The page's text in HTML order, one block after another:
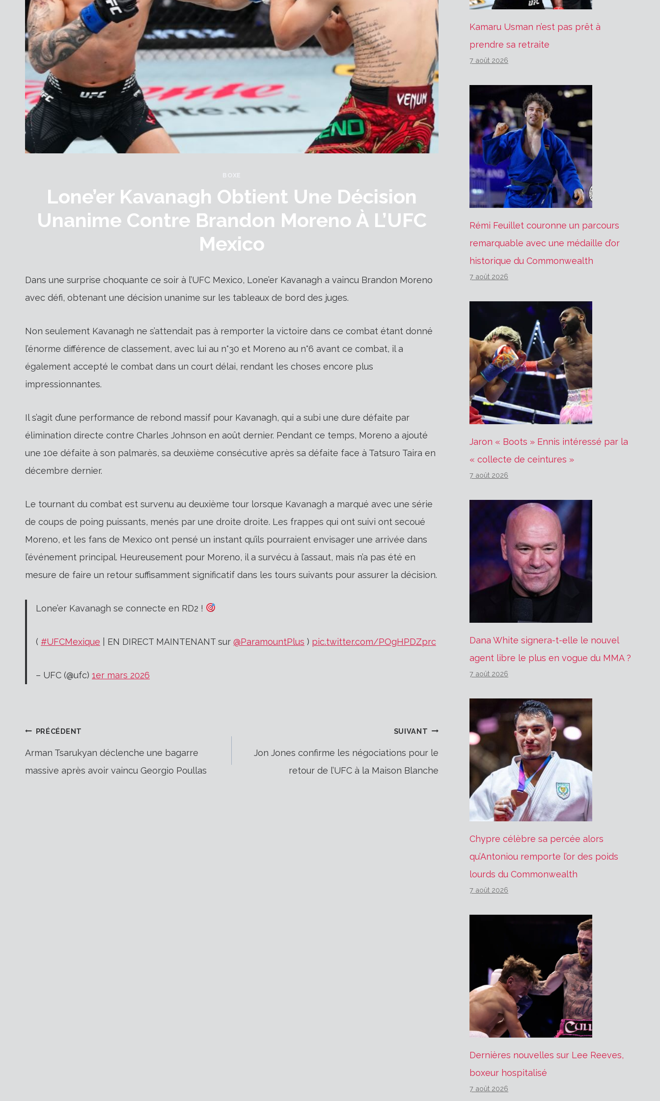
BOXE
Lone’er Kavanagh Obtient Une Décision
Unanime Contre Brandon Moreno À L’UFC
Mexico
Dans une surprise choquante ce soir à l’UFC Mexico, Lone’er Kavanagh a vaincu Brandon Moreno
avec défi, obtenant une décision unanime sur les tableaux de bord des juges.
Non seulement Kavanagh ne s’attendait pas à remporter la victoire dans ce combat étant donné
l’énorme différence de classement, avec lui au n°30 et Moreno au n°6 avant ce combat, il a
également accepté le combat dans un court délai, rendant les choses encore plus
impressionnantes.
Il s’agit d’une performance de rebond massif pour Kavanagh, qui a subi une dure défaite par
élimination directe contre Charles Johnson en août dernier. Pendant ce temps, Moreno a ajouté
une 10e défaite à son palmarès, sa deuxième consécutive après sa défaite face à Tatsuro Taira en
décembre dernier.
Le tournant du combat est survenu au deuxième tour lorsque Kavanagh a marqué avec une série
de coups de poing puissants, menés par une droite droite. Les frappes qui ont suivi ont secoué
Moreno, et les fans de Mexico ont pensé un instant qu’ils pourraient envisager une arrivée dans
l’événement principal. Heureusement pour Moreno, il a survécu à l’assaut, mais n’a pas été en
mesure de faire un retour suffisamment significatif dans les tours suivants pour assurer la décision.
Lone’er Kavanagh se connecte en RD2 !
( #UFCMexique | EN DIRECT MAINTENANT sur @ParamountPlus ) pic.twitter.com/POgHPDZprc
– UFC (@ufc) 1er mars 2026
Navigation
PRÉCÉDENT
Arman Tsarukyan déclenche une bagarre
massive après avoir vaincu Georgio Poullas
SUIVANT
Jon Jones confirme les négociations pour le
retour de l’UFC à la Maison Blanche
Kamaru Usman n’est pas prêt à
prendre sa retraite
7 août 2026
Rémi Feuillet couronne un parcours
remarquable avec une médaille d’or
historique du Commonwealth
7 août 2026
Jaron « Boots » Ennis intéressé par la
« collecte de ceintures »
7 août 2026
Dana White signera-t-elle le nouvel
agent libre le plus en vogue du MMA ?
7 août 2026
Chypre célèbre sa percée alors
qu’Antoniou remporte l’or des poids
lourds du Commonwealth
7 août 2026
Dernières nouvelles sur Lee Reeves,
boxeur hospitalisé
7 août 2026